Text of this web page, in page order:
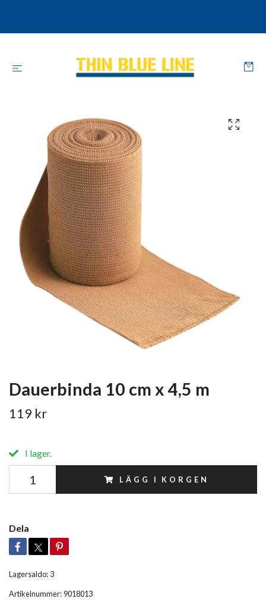
Dauerbinda 10 cm x 4,5 m
119 kr
I lager.
LÄGG I KORGEN
Dela
Lagersaldo: 3
Artikelnummer:9018013